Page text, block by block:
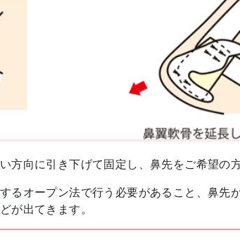
向に引き下げて固定し、鼻先をご希望の
るオープン法で行う必要があること、鼻先
が出てきます。